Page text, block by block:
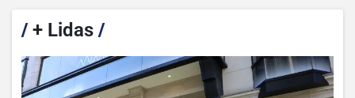
/+ Lidas /